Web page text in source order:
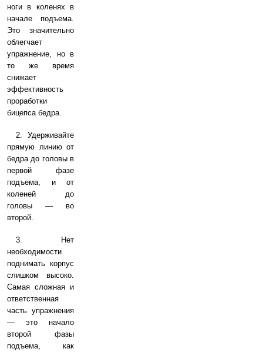
ноги в коленях в
начале подъема.
Это значительно
облегчает
упражнение, но в
то же время
снижает
эффективность
проработки
бицепса бедра.
2. Удерживайте
прямую линию от
бедра до головы в
первой фазе
подъема, и от
коленей до
головы — во
второй.
3. Нет
необходимости
поднимать корпус
слишком высоко.
Самая сложная и
ответственная
часть упражнения
— это начало
второй фазы
подъема, как